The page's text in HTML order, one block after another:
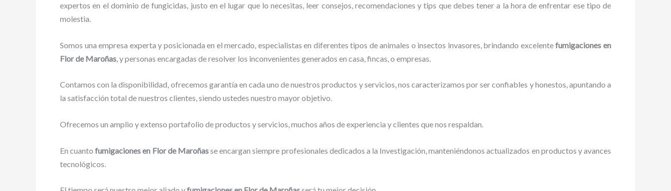
expertos en el dominio de fungicidas, justo en el lugar que lo necesitas, leer consejos, recomendaciones y tips que debes tener a la hora de enfrentar ese tipo de
molestia.
Somos una empresa experta y posicionada en el mercado, especialistas en diferentes tipos de animales o insectos invasores, brindando excelentefumigaciones en
Flor de Maroñas , y personas encargadas de resolver los inconvenientes generados en casa, fincas, o empresas.
Contamos con la disponibilidad, ofrecemos garantía en cada uno de nuestros productos y servicios, nos caracterizamos por ser confiables y honestos, apuntando a
la satisfacción total de nuestros clientes, siendo ustedes nuestro mayor objetivo.
Ofrecemos un amplio y extenso portafolio de productos y servicios, muchos años de experiencia y clientes que nos respaldan.
En cuantofumigacionesen Flor de Maroñasse encargan siempre profesionales dedicados a la Investigación, manteniéndonos actualizados en productos y avances
tecnológicos.